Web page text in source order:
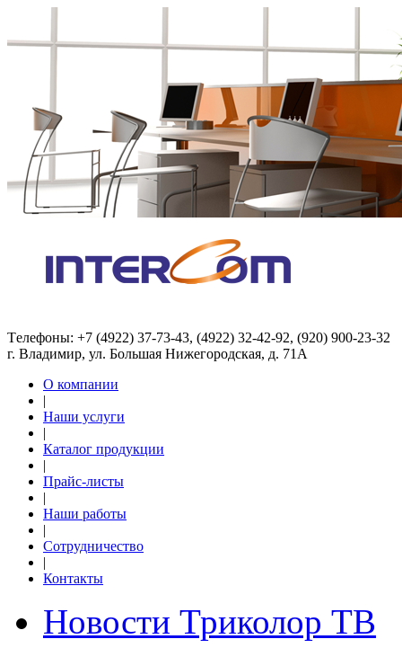
Tелефоны: +7 (4922) 37-73-43, (4922) 32-42-92, (920) 900-23-32
г. Владимир, ул. Большая Нижегородская, д. 71А
О компании
|
Наши услуги
|
Каталог продукции
|
Прайс-листы
|
Наши работы
|
Сотрудничество
|
Контакты
Новости Триколор ТВ